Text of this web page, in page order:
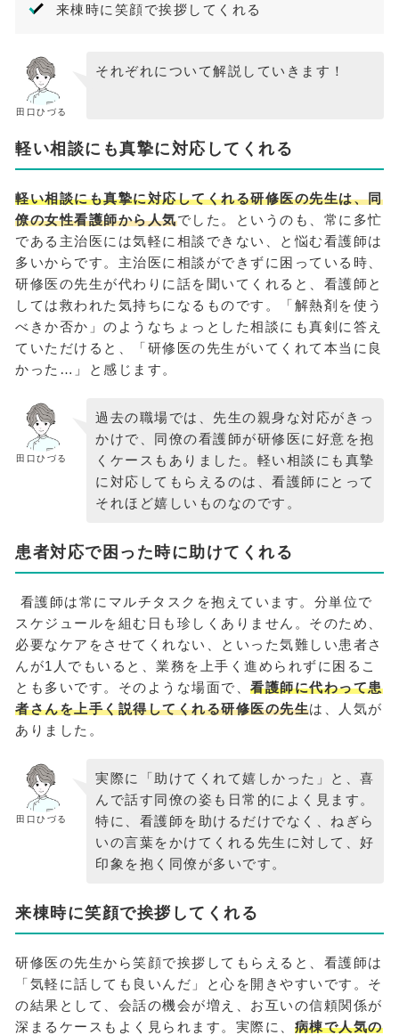
来棟時に笑顔で挨拶してくれる
田口ひづる
それぞれについて解説していきます！
軽い相談にも真摯に対応してくれる
軽い相談にも真摯に対応してくれる研修医の先生は、同
僚の女性看護師から人気でした。というのも、常に多忙
である主治医には気軽に相談できない、と悩む看護師は
多いからです。主治医に相談ができずに困っている時、
研修医の先生が代わりに話を聞いてくれると、看護師と
しては救われた気持ちになるものです。「解熱剤を使う
べきか否か」のようなちょっとした相談にも真剣に答え
ていただけると、「研修医の先生がいてくれて本当に良
かった…」と感じます。
田口ひづる
過去の職場では、先生の親身な対応がきっ
かけで、同僚の看護師が研修医に好意を抱
くケースもありました。軽い相談にも真摯
に対応してもらえるのは、看護師にとって
それほど嬉しいものなのです。
患者対応で困った時に助けてくれる
看護師は常にマルチタスクを抱えています。分単位で
スケジュールを組む日も珍しくありません。そのため、
必要なケアをさせてくれない、といった気難しい患者さ
んが1人でもいると、業務を上手く進められずに困るこ
とも多いです。そのような場面で、看護師に代わって患
者さんを上手く説得してくれる研修医の先生は、人気が
ありました。
田口ひづる
実際に「助けてくれて嬉しかった」と、喜
んで話す同僚の姿も日常的によく見ます。
特に、看護師を助けるだけでなく、ねぎら
いの言葉をかけてくれる先生に対して、好
印象を抱く同僚が多いです。
来棟時に笑顔で挨拶してくれる
研修医の先生から笑顔で挨拶してもらえると、看護師は
「気軽に話しても良いんだ」と心を開きやすいです。そ
の結果として、会話の機会が増え、お互いの信頼関係が
深まるケースもよく見られます。実際に、 病棟で人気の